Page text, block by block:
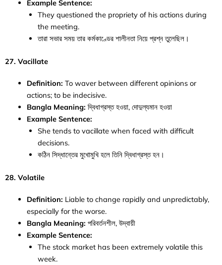
Example Sentence:
They questioned the propriety of his actions during
the meeting.
তারা সভার সময় তার কর্মকাণ্ডের শালীনতা নিয়ে প্রশ্ন তুলেছিল।
27. Vacillate
Definition: To waver between different opinions or
actions; to be indecisive.
Bangla Meaning: দ্বিধাগ্রস্ত হওয়া, দোদুল্যমান হওয়া
Example Sentence:
She tends to vacillate when faced with difficult
decisions.
কঠিন সিদ্ধান্তের মুখোমুখি হলে তিনি দ্বিধাগ্রস্ত হন।
28. Volatile
Definition: Liable to change rapidly and unpredictably,
especially for the worse.
Bangla Meaning: পরিবর্তনশীল, উদ্বায়ী
Example Sentence:
The stock market has been extremely volatile this
week.